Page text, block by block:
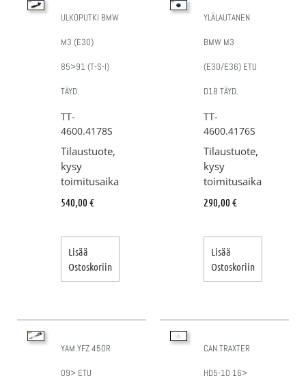
ULKOPUTKI BMW
M3 (E30)
85>91 (T-S-I)
TÄYD.
TT-
4600.4178S
Tilaustuote,
kysy
toimitusaika
540,00 €
Lisää
Ostoskoriin
YLÄLAUTANEN
BMW M3
(E30/E36) ETU
D18 TÄYD.
TT-
4600.4176S
Tilaustuote,
kysy
toimitusaika
290,00 €
Lisää
Ostoskoriin
YAM.YFZ 450R
09> ETU
CAN.TRAXTER
HD5-10 16>